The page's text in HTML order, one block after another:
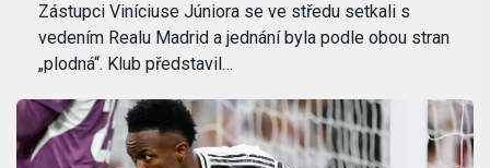
Zástupci Viníciuse Júniora se ve středu setkali s
vedením Realu Madrid a jednání byla podle obou stran
„plodná“. Klub představil…